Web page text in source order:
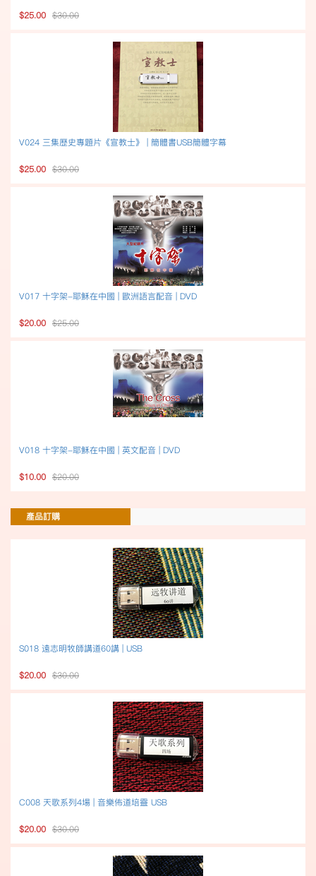
$25.00 $30.00
V024 三集歷史專題片《宣教士》 | 簡體書USB簡體字幕
$25.00 $30.00
V017 十字架-耶穌在中國 | 歐洲語言配音 | DVD
$20.00 $25.00
V018 十字架-耶穌在中國 | 英文配音 | DVD
$10.00 $20.00
產品訂購
S018 遠志明牧師講道60講 | USB
$20.00 $30.00
C008 天歌系列4場 | 音樂佈道培靈 USB
$20.00 $30.00